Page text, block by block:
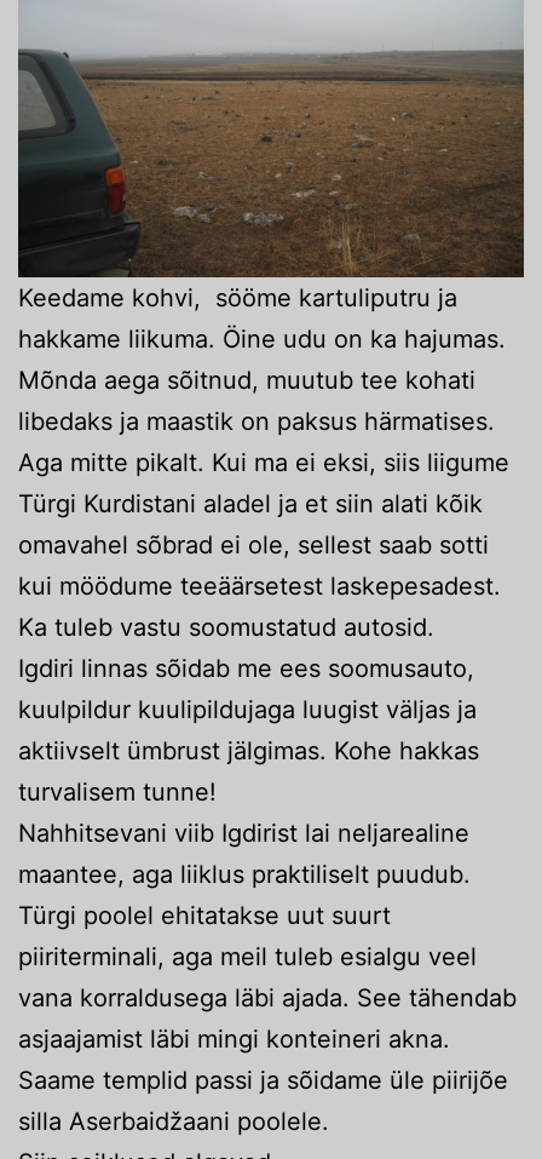
Keedame kohvi, sööme kartuliputru ja
hakkame liikuma. Öine udu on ka hajumas.
Mõnda aega sõitnud, muutub tee kohati
libedaks ja maastik on paksus härmatises.
Aga mitte pikalt. Kui ma ei eksi, siis liigume
Türgi Kurdistani aladel ja et siin alati kõik
omavahel sõbrad ei ole, sellest saab sotti
kui möödume teeäärsetest laskepesadest.
Ka tuleb vastu soomustatud autosid.
Igdiri linnas sõidab me ees soomusauto,
kuulpildur kuulipildujaga luugist väljas ja
aktiivselt ümbrust jälgimas. Kohe hakkas
turvalisem tunne!
Nahhitsevani viib Igdirist lai neljarealine
maantee, aga liiklus praktiliselt puudub.
Türgi poolel ehitatakse uut suurt
piiriterminali, aga meil tuleb esialgu veel
vana korraldusega läbi ajada. See tähendab
asjaajamist läbi mingi konteineri akna.
Saame templid passi ja sõidame üle piirijõe
silla Aserbaidžaani poolele.